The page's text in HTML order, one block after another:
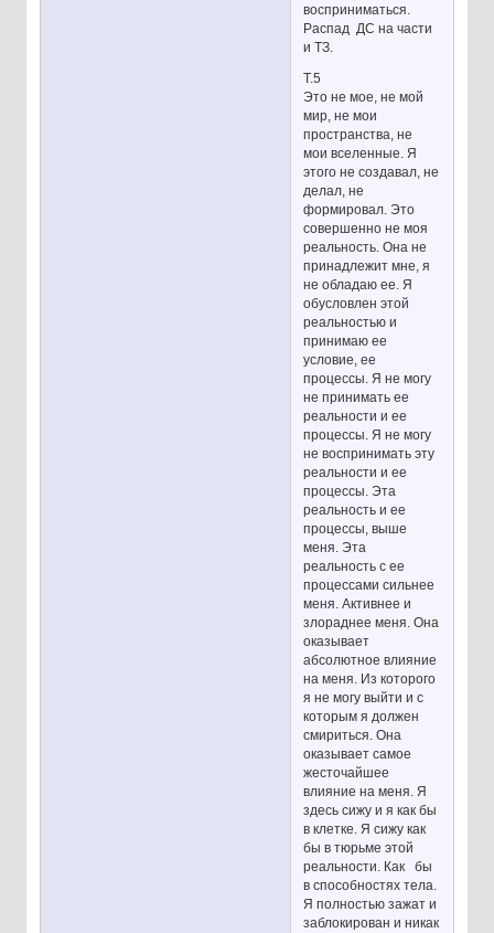
восприниматься.
Распад ДС на части
и ТЗ.
Т.5
Это не мое, не мой
мир, не мои
пространства, не
мои вселенные. Я
этого не создавал, не
делал, не
формировал. Это
совершенно не моя
реальность. Она не
принадлежит мне, я
не обладаю ее. Я
обусловлен этой
реальностью и
принимаю ее
условие, ее
процессы. Я не могу
не принимать ее
реальности и ее
процессы. Я не могу
не воспринимать эту
реальности и ее
процессы. Эта
реальность и ее
процессы, выше
меня. Эта
реальность с ее
процессами сильнее
меня. Активнее и
злораднее меня. Она
оказывает
абсолютное влияние
на меня. Из которого
я не могу выйти и с
которым я должен
смириться. Она
оказывает самое
жесточайшее
влияние на меня. Я
здесь сижу и я как бы
в клетке. Я сижу как
бы в тюрьме этой
реальности. Как бы
в способностях тела.
Я полностью зажат и
заблокирован и никак